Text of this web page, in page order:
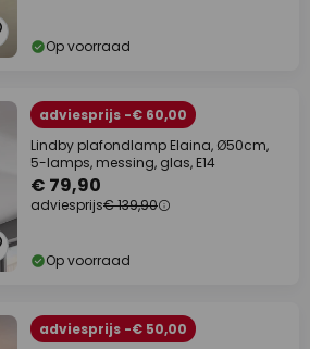
Op voorraad
adviesprijs -€ 60,00
Lindby plafondlamp Elaina, Ø50cm,
5-lamps, messing, glas, E14
€ 79,90
adviesprijs€ 139,90
Op voorraad
adviesprijs -€ 50,00